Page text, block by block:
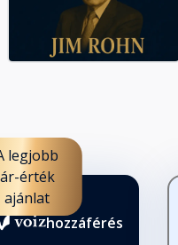
legjobb
ár-érték
ajánlat
hozzáférés